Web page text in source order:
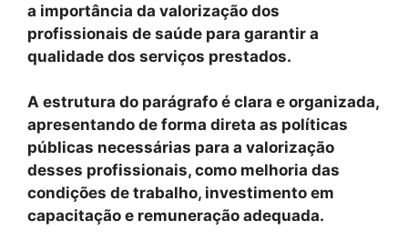
a importância da valorização dos
profissionais de saúde para garantir a
qualidade dos serviços prestados.
A estrutura do parágrafo é clara e organizada,
apresentando de forma direta as políticas
públicas necessárias para a valorização
desses profissionais, como melhoria das
condições de trabalho, investimento em
capacitação e remuneração adequada.